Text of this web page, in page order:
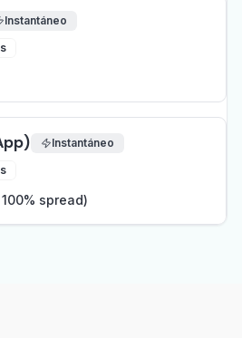
Instantáneo
Instantáneo
spread)